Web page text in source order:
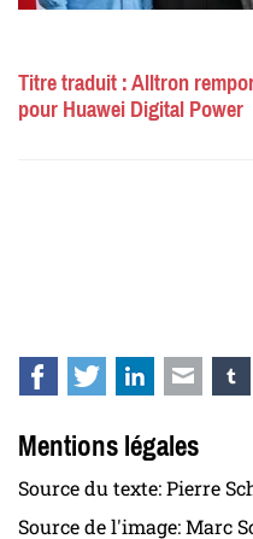
Titre traduit : Alltron
pour Huawei Digital Power
Facebook
TwitterLinkedInE-mail
Mentions légales
Source du texte: Pierre
Source de l'image: Marc